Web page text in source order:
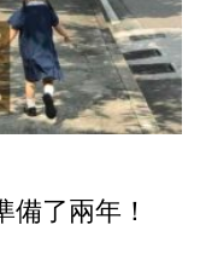
了兩年！